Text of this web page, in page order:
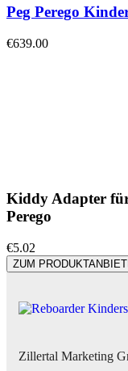
Peg Perego
€639.00
Kiddy Adapter
Perego
€5.02
ZUM
Zillertal Marketing